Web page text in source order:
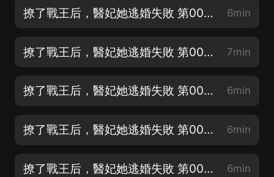
撩了戰王后，醫妃她逃婚失敗 第002集 從某方面來說，他是個完整的男人 6min
撩了戰王后，醫妃她逃婚失敗 第003集 她橫死街頭，她受聘大喜，啐！ 7min
撩了戰王后，醫妃她逃婚失敗 第004集 一朵好碧蓮，真晦氣 6min
撩了戰王后，醫妃她逃婚失敗 第005集 能值空間，啟動 6min
撩了戰王后，醫妃她逃婚失敗 第006集 一妻一妾同日入府，做夢 6min